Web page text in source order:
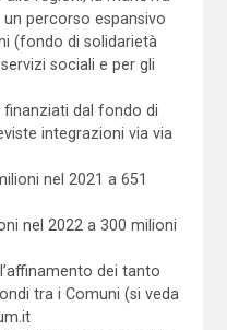
percorso espansivo
(fondo di solidarietà
sociali e per gli
finanziati dal fondo di
integrazioni via via
nel 2021 a 651
nel 2022 a 300 milioni
dei tanto
tra i Comuni (si veda